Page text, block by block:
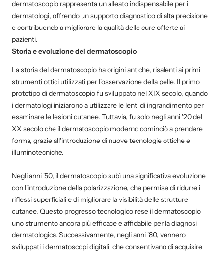
dermatoscopio rappresenta un alleato indispensabile per i
dermatologi, offrendo un supporto diagnostico di alta precisione
e contribuendo a migliorare la qualità delle cure offerte ai
pazienti.
Storia e evoluzione del dermatoscopio
La storia del dermatoscopio ha origini antiche, risalenti ai primi
strumenti ottici utilizzati per l'osservazione della pelle. Il primo
prototipo di dermatoscopio fu sviluppato nel XIX secolo, quando
i dermatologi iniziarono a utilizzare le lenti di ingrandimento per
esaminare le lesioni cutanee. Tuttavia, fu solo negli anni '20 del
XX secolo che il dermatoscopio moderno cominciò a prendere
forma, grazie all'introduzione di nuove tecnologie ottiche e
illuminotecniche.
Negli anni '50, il dermatoscopio subì una significativa evoluzione
con l'introduzione della polarizzazione, che permise di ridurre i
riflessi superficiali e di migliorare la visibilità delle strutture
cutanee. Questo progresso tecnologico rese il dermatoscopio
uno strumento ancora più efficace e affidabile per la diagnosi
dermatologica. Successivamente, negli anni '80, vennero
sviluppati i dermatoscopi digitali, che consentivano di acquisire